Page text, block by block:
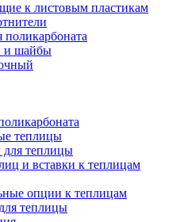
к листовым пластикам
и шайбы
теплицы
теплицы
и вставки к теплицам
опции к теплицам
теплицы